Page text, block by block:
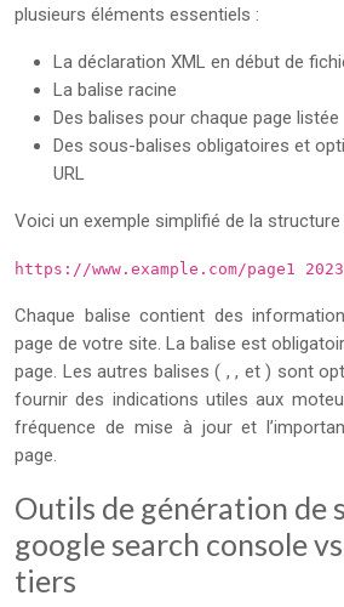
plusieurs éléments essentiels :
La déclaration XML en début de
La balise racine
Des balises pour chaque page listée
Des sous-balises obligatoires et
URL
Voici un exemple simplifié de la structure
https://www.example.com/page1
Chaque balisecontient des
page de votre site. La balise est
page. Les autres balises ( , , et ) sont
fournir des indications utiles aux
fréquence de mise à jour et
page.
Outils de génération de
google search console
tiers